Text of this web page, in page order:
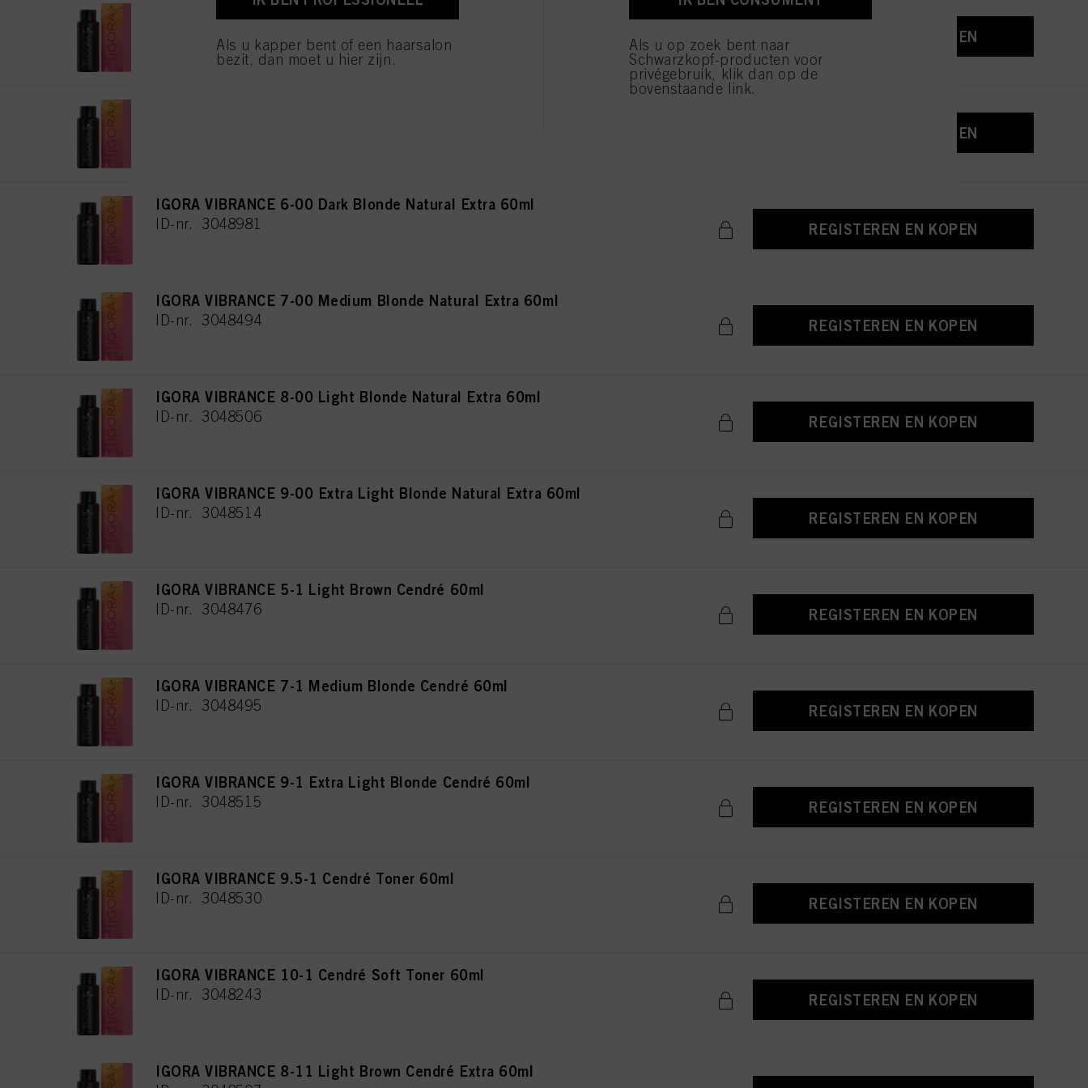
REGISTEREN EN KOPEN
REGISTEREN EN KOPEN
IGORA VIBRANCE 6-00 Dark Blonde Natural Extra 60ml
ID-nr. 3048981 REGISTEREN EN KOPEN
IGORA VIBRANCE 7-00 Medium Blonde Natural Extra 60ml
ID-nr. 3048494 REGISTEREN EN KOPEN
IGORA VIBRANCE 8-00 Light Blonde Natural Extra 60ml
ID-nr. 3048506 REGISTEREN EN KOPEN
IGORA VIBRANCE 9-00 Extra Light Blonde Natural Extra 60ml
ID-nr. 3048514 REGISTEREN EN KOPEN
IGORA VIBRANCE 5-1 Light Brown Cendré 60ml
ID-nr. 3048476 REGISTEREN EN KOPEN
IGORA VIBRANCE 7-1 Medium Blonde Cendré 60ml
ID-nr. 3048495 REGISTEREN EN KOPEN
IGORA VIBRANCE 9-1 Extra Light Blonde Cendré 60ml
ID-nr. 3048515 REGISTEREN EN KOPEN
IGORA VIBRANCE 9.5-1 Cendré Toner 60ml
ID-nr. 3048530 REGISTEREN EN KOPEN
IGORA VIBRANCE 10-1 Cendré Soft Toner 60ml
ID-nr. 3048243 REGISTEREN EN KOPEN
IGORA VIBRANCE 8-11 Light Brown Cendré Extra 60ml
Als u kapper bent of een haarsalon
bezit, dan moet u hier zijn.
Als u op zoek bent naar
Schwarzkopf-producten voor
privégebruik, klik dan op de
bovenstaande link.
alleen cookies gebruikt die technisch noodzakelijk zijn om u deze website aan te kunnen bieden..